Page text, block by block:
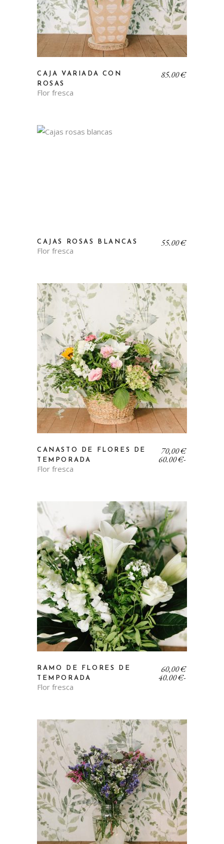
CAJA VARIADA CON
ROSAS
Flor fresca
85,00€
CAJAS ROSAS BLANCAS
Flor fresca
55,00€
CANASTO DE FLORES DE
TEMPORADA
Flor fresca
60,00€-
70,00€Rango
de
70,00 €
RAMO DE FLORES DE
TEMPORADA
Flor fresca
40,00€-
60,00€Rango
de
60,00 €